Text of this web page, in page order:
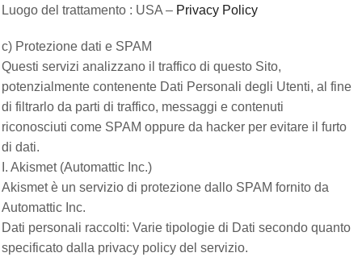
Luogo del trattamento : USA – Privacy Policy
c) Protezione dati e SPAM
Questi servizi analizzano il traffico di questo Sito,
potenzialmente contenente Dati Personali degli Utenti, al fine
di filtrarlo da parti di traffico, messaggi e contenuti
riconosciuti come SPAM oppure da hacker per evitare il furto
di dati.
I. Akismet (Automattic Inc.)
Akismet è un servizio di protezione dallo SPAM fornito da
Automattic Inc.
Dati personali raccolti: Varie tipologie di Dati secondo quanto
specificato dalla privacy policy del servizio.